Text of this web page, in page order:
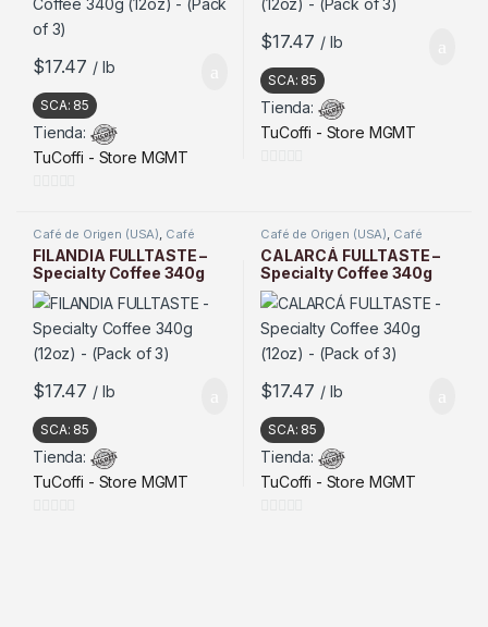
$17.47 / lb
SCA: 85
Tienda:
TuCoffi - Store MGMT
d
e
5
$17.47 / lb
SCA: 85
Tienda:
TuCoffi - Store MGMT
e
5
Café de Origen (USA), Café
Tostado
FILANDIA FULLTASTE –
Specialty Coffee 340g
(12oz) – (Pack of 3)
$17.47 / lb
SCA: 85
Tienda:
TuCoffi - Store MGMT
Café de Origen (USA), Café
Tostado
CALARCÁ FULLTASTE –
Specialty Coffee 340g
(12oz) – (Pack of 3)
$17.47 / lb
SCA: 85
Tienda:
TuCoffi - Store MGMT